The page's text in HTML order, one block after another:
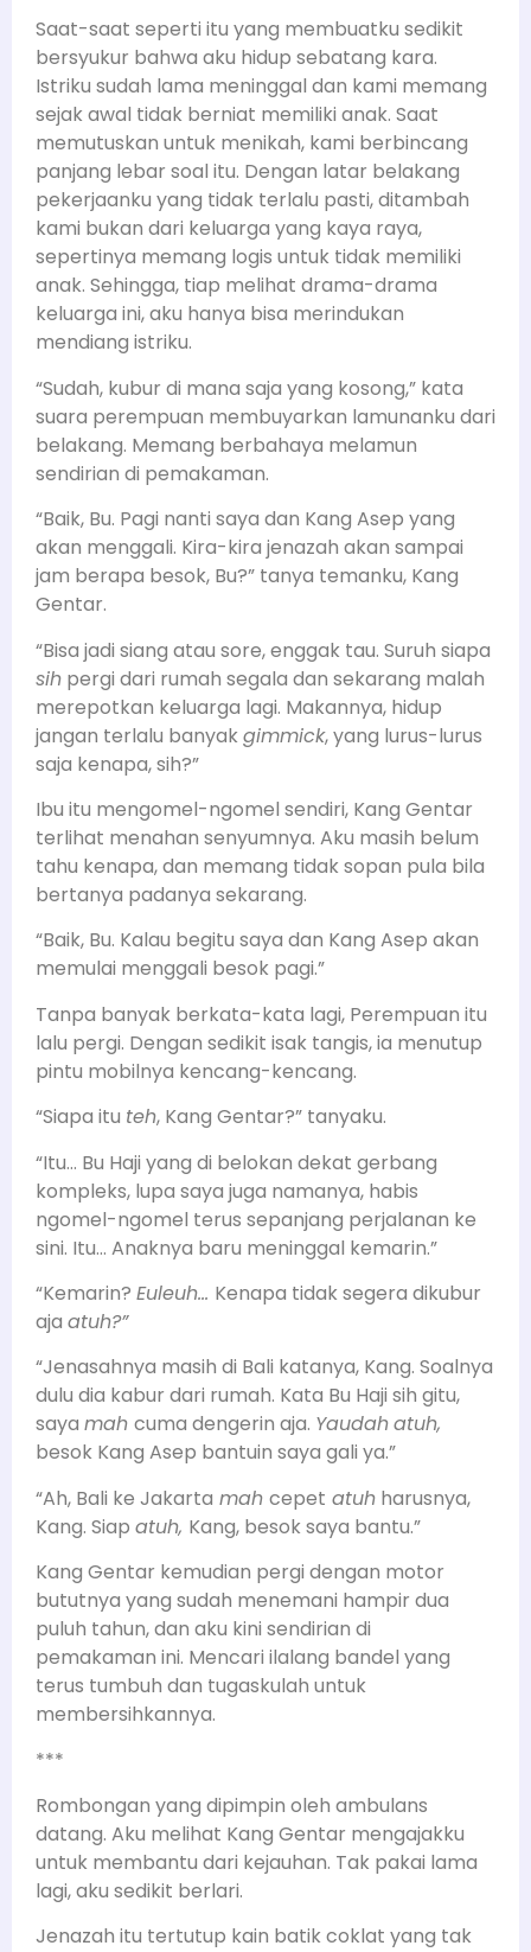
Saat-saat seperti itu yang membuatku sedikit
bersyukur bahwa aku hidup sebatang kara.
Istriku sudah lama meninggal dan kami memang
sejak awal tidak berniat memiliki anak. Saat
memutuskan untuk menikah, kami berbincang
panjang lebar soal itu. Dengan latar belakang
pekerjaanku yang tidak terlalu pasti, ditambah
kami bukan dari keluarga yang kaya raya,
sepertinya memang logis untuk tidak memiliki
anak. Sehingga, tiap melihat drama-drama
keluarga ini, aku hanya bisa merindukan
mendiang istriku.
“Sudah, kubur di mana saja yang kosong,” kata
suara perempuan membuyarkan lamunanku dari
belakang. Memang berbahaya melamun
sendirian di pemakaman.
“Baik, Bu. Pagi nanti saya dan Kang Asep yang
akan menggali. Kira-kira jenazah akan sampai
jam berapa besok, Bu?” tanya temanku, Kang
Gentar.
“Bisa jadi siang atau sore, enggak tau. Suruh siapa
sih pergi dari rumah segala dan sekarang malah
merepotkan keluarga lagi. Makannya, hidup
jangan terlalu banyakgimmick, yang lurus-lurus
saja kenapa, sih?”
Ibu itu mengomel-ngomel sendiri, Kang Gentar
terlihat menahan senyumnya. Aku masih belum
tahu kenapa, dan memang tidak sopan pula bila
bertanya padanya sekarang.
“Baik, Bu. Kalau begitu saya dan Kang Asep akan
memulai menggali besok pagi.”
Tanpa banyak berkata-kata lagi, Perempuan itu
lalu pergi. Dengan sedikit isak tangis, ia menutup
pintu mobilnya kencang-kencang.
“Siapa itu teh, Kang Gentar?” tanyaku.
“Itu… Bu Haji yang di belokan dekat gerbang
kompleks, lupa saya juga namanya, habis
ngomel-ngomel terus sepanjang perjalanan ke
sini. Itu… Anaknya baru meninggal kemarin.”
“Kemarin? Euleuh… Kenapa tidak segera dikubur
aja atuh?”
“Jenasahnya masih di Bali katanya, Kang. Soalnya
dulu dia kabur dari rumah. Kata Bu Haji sih gitu,
saya mah cuma dengerin aja. Yaudahatuh,
besok Kang Asep bantuin saya gali ya.”
“Ah, Bali ke Jakarta mah cepet atuh harusnya,
Kang. Siap atuh, Kang, besok saya bantu.”
Kang Gentar kemudian pergi dengan motor
bututnya yang sudah menemani hampir dua
puluh tahun, dan aku kini sendirian di
pemakaman ini. Mencari ilalang bandel yang
terus tumbuh dan tugaskulah untuk
membersihkannya.
***
Rombongan yang dipimpin oleh ambulans
datang. Aku melihat Kang Gentar mengajakku
untuk membantu dari kejauhan. Tak pakai lama
lagi, aku sedikit berlari.
Jenazah itu tertutup kain batik coklat yang tak